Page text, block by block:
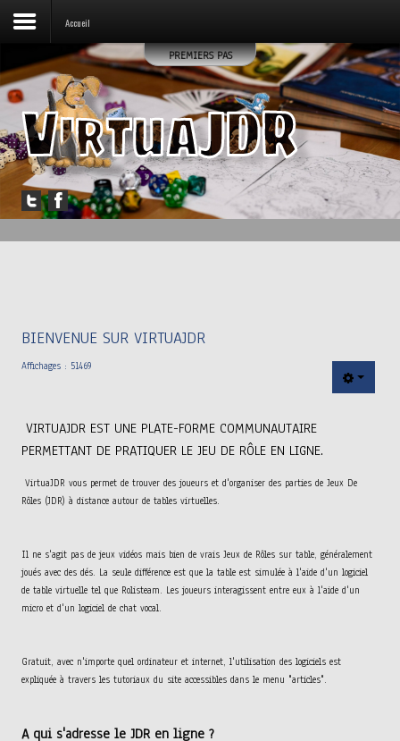
Accueil
Forum
Jouer
Messagerie
Accueil
PREMIERS PAS
BIENVENUE SUR VIRTUAJDR
Affichages : 51469
VIRTUAJDR EST UNE PLATE-FORME COMMUNAUTAIRE
PERMETTANT DE PRATIQUER LE JEU DE RÔLE EN LIGNE.
VirtuaJDR vous permet de trouver des joueurs et d'organiser des parties de Jeux De
Rôles (JDR) à distance autour de tables virtuelles.
Il ne s'agit pas de jeux vidéos mais bien de vrais Jeux de Rôles sur table, généralement
joués avec des dés. La seule différence est que la table est simulée à l'aide d'un logiciel
de table virtuelle tel que Rolisteam. Les joueurs interagissent entre eux à l'aide d'un
micro et d'un logiciel de chat vocal.
Gratuit, avec n'importe quel ordinateur et internet, l'utilisation des logiciels est
expliquée à travers les tutoriaux du site accessibles dans le menu "articles".
A qui s'adresse le JDR en ligne ?